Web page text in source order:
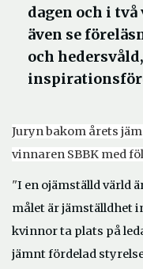
dagen och i
även se
och
Juryn bakom årets
vinnaren SBBK med
"I en ojämställd värld
målet är jämställdhet
kvinnor ta plats på
jämnt fördelad